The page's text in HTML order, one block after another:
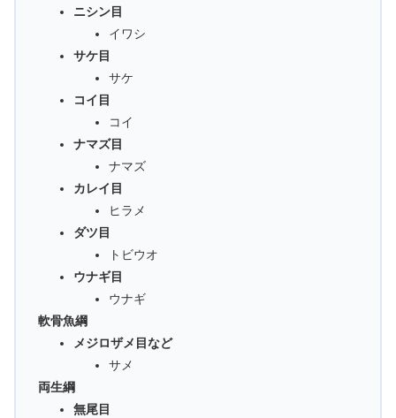
ニシン目
イワシ
サケ目
サケ
コイ目
コイ
ナマズ目
ナマズ
カレイ目
ヒラメ
ダツ目
トビウオ
ウナギ目
ウナギ
軟骨魚綱
メジロザメ目など
サメ
両生綱
無尾目